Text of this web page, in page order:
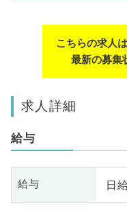
こちらの求人
最新の募集
求人詳細
給与
給与 日